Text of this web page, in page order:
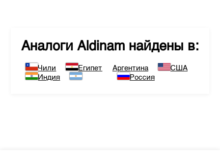
Аналоги Aldinam найдены в:
Чили
Египет
Индия
Аргентина
США
Россия